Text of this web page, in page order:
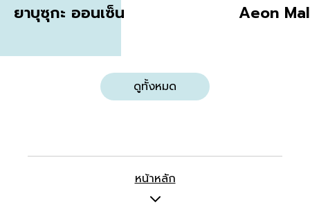
ยาบุซุกะ ออนเซ็น Aeon
ดูทั้งหมด
หน้าหลัก